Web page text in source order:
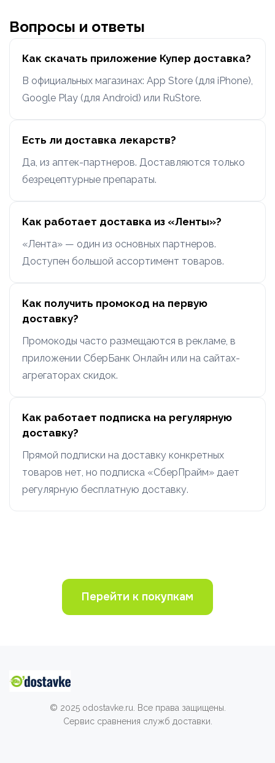
Вопросы и ответы
Как скачать приложение Купер доставка?
В официальных магазинах: App Store (для iPhone),
Google Play (для Android) или RuStore.
Есть ли доставка лекарств?
Да, из аптек-партнеров. Доставляются только
безрецептурные препараты.
Как работает доставка из «Ленты»?
«Лента» — один из основных партнеров.
Доступен большой ассортимент товаров.
Как получить промокод на первую
доставку?
Промокоды часто размещаются в рекламе, в
приложении СберБанк Онлайн или на сайтах-
агрегаторах скидок.
Как работает подписка на регулярную
доставку?
Прямой подписки на доставку конкретных
товаров нет, но подписка «СберПрайм» дает
регулярную бесплатную доставку.
Перейти к покупкам
© 2025 odostavke.ru. Все права защищены.
Сервис сравнения служб доставки.